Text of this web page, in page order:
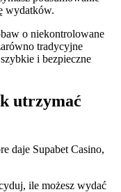
wydatków.
o niekontrolowane
tradycyjne
i bezpieczne
utrzymać
daje Supabet Casino,
ile możesz wydać